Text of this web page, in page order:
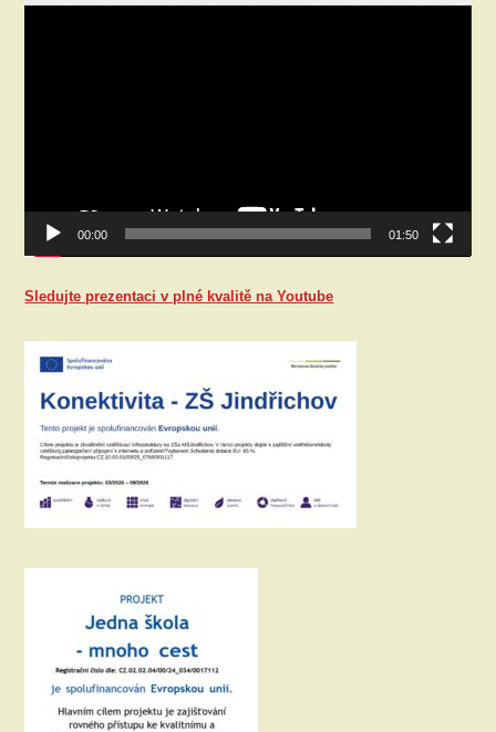
00:00 01:50
Sledujte prezentaci v plné kvalitě na Youtube